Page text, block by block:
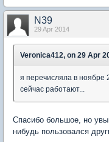
N39
29 Apr 2014
Veronica412, on 29 Apr
я перечисляла в ноябре
сейчас работают...
Спасибо большое, но
нибудь пользовался